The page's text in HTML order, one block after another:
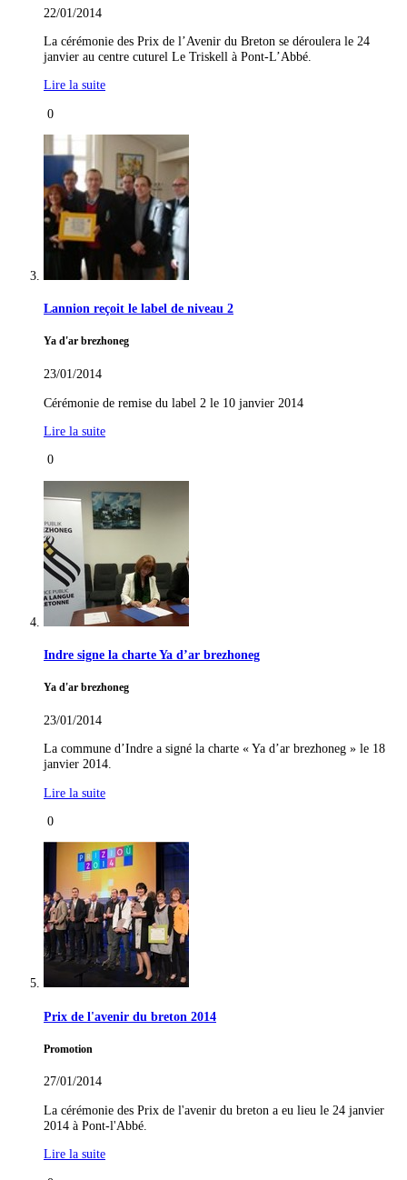
22/01/2014
La cérémonie des Prix de l’Avenir du Breton se déroulera le 24
janvier au centre cuturel Le Triskell à Pont-L’Abbé.
Lire la suite
0
Lannion reçoit le label de niveau 2
Ya d'ar brezhoneg
23/01/2014
Cérémonie de remise du label 2 le 10 janvier 2014
Lire la suite
0
Indre signe la charte Ya d’ar brezhoneg
Ya d'ar brezhoneg
23/01/2014
La commune d’Indre a signé la charte « Ya d’ar brezhoneg » le 18
janvier 2014.
Lire la suite
0
Prix de l'avenir du breton 2014
Promotion
27/01/2014
La cérémonie des Prix de l'avenir du breton a eu lieu le 24 janvier
2014 à Pont-l'Abbé.
Lire la suite